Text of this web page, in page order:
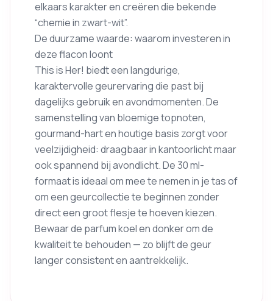
elkaars karakter en creëren die bekende
“chemie in zwart-wit”.
De duurzame waarde: waarom investeren in
deze flacon loont
This is Her! biedt een langdurige,
karaktervolle geurervaring die past bij
dagelijks gebruik en avondmomenten. De
samenstelling van bloemige topnoten,
gourmand-hart en houtige basis zorgt voor
veelzijdigheid: draagbaar in kantoorlicht maar
ook spannend bij avondlicht. De 30 ml-
formaat is ideaal om mee te nemen in je tas of
om een geurcollectie te beginnen zonder
direct een groot flesje te hoeven kiezen.
Bewaar de parfum koel en donker om de
kwaliteit te behouden — zo blijft de geur
langer consistent en aantrekkelijk.